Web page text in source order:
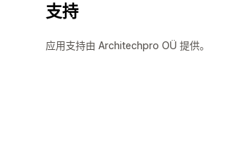
支持
应用支持由 Architechpro OÜ 提供。